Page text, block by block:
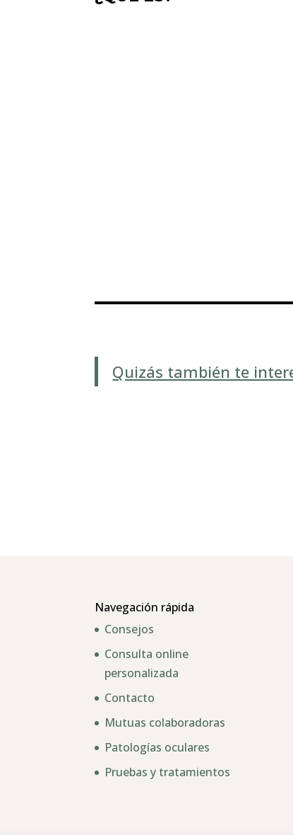
Quizás también te
Navegación rápida
Consejos
Consulta online
personalizada
Contacto
Mutuas colaboradoras
Patologías oculares
Pruebas y tratamientos